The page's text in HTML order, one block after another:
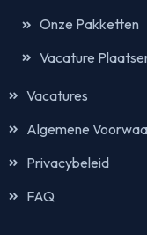
Onze Pakketten
Vacature
Vacatures
Algemene
Privacybeleid
FAQ